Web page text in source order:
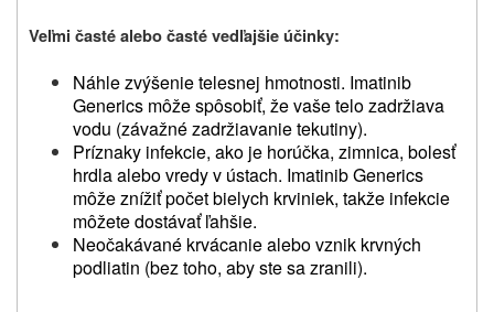
Veľmi časté alebo časté vedľajšie účinky:
Náhle zvýšenie telesnej hmotnosti. Imatinib
Generics môže spôsobiť, že vaše telo zadržiava
vodu (závažné zadržiavanie tekutiny).
Príznaky infekcie, ako je horúčka, zimnica, bolesť
hrdla alebo vredy v ústach. Imatinib Generics
môže znížiť počet bielych krviniek, takže infekcie
môžete dostávať ľahšie.
Neočakávané krvácanie alebo vznik krvných
podliatin (bez toho, aby ste sa zranili).